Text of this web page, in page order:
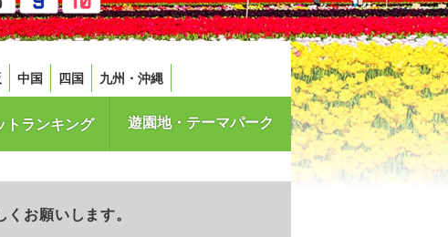
中国 四国 九州・沖縄
ランキング 遊園地・テーマパーク
お願いします。